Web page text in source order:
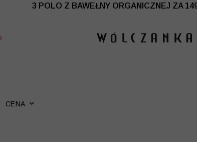
3 POLO Z BAWEŁNY ORGANICZNEJ ZA
DO -50% | DODATKOWE -30% NA DRUGI
CENA